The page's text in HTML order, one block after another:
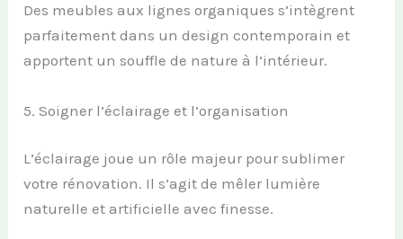
Des meubles aux lignes organiques s’intègrent
parfaitement dans un design contemporain et
apportent un souffle de nature à l’intérieur.
5. Soigner l’éclairage et l’organisation
L’éclairage joue un rôle majeur pour sublimer
votre rénovation. Il s’agit de mêler lumière
naturelle et artificielle avec finesse.